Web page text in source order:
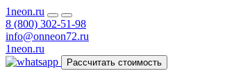
1neon.ru
8 (800) 302-51-98
info@onneon72.ru
1neon.ru
Рассчитать стоимость